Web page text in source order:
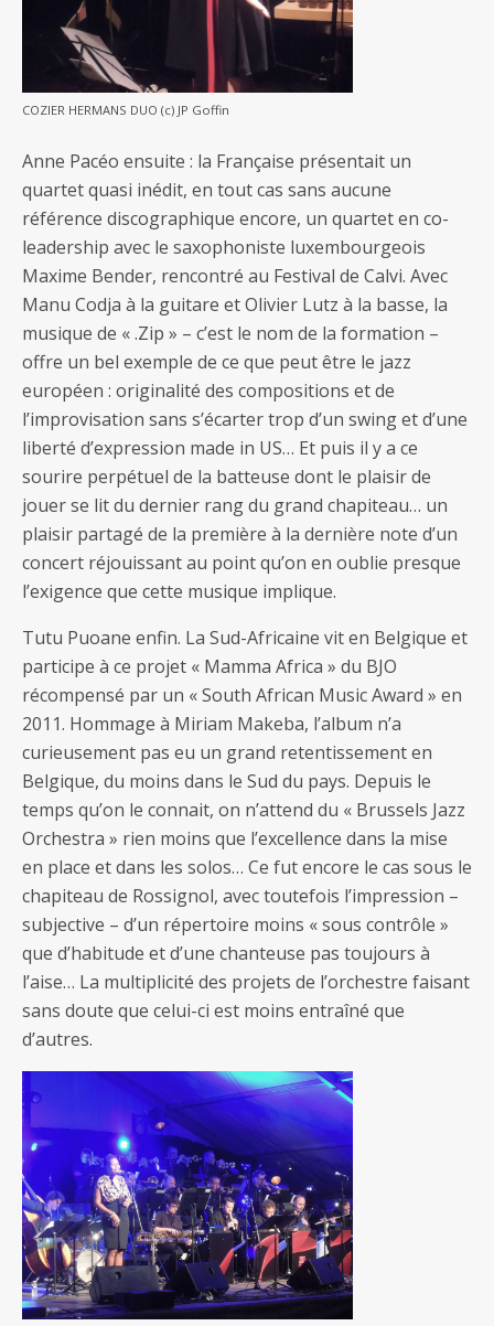
COZIER HERMANS DUO (c) JP Goffin
Anne Pacéo ensuite : la Française présentait un
quartet quasi inédit, en tout cas sans aucune
référence discographique encore, un quartet en co-
leadership avec le saxophoniste luxembourgeois
Maxime Bender, rencontré au Festival de Calvi. Avec
Manu Codja à la guitare et Olivier Lutz à la basse, la
musique de « .Zip » – c’est le nom de la formation –
offre un bel exemple de ce que peut être le jazz
européen : originalité des compositions et de
l’improvisation sans s’écarter trop d’un swing et d’une
liberté d’expression made in US… Et puis il y a ce
sourire perpétuel de la batteuse dont le plaisir de
jouer se lit du dernier rang du grand chapiteau… un
plaisir partagé de la première à la dernière note d’un
concert réjouissant au point qu’on en oublie presque
l’exigence que cette musique implique.
Tutu Puoane enfin. La Sud-Africaine vit en Belgique et
participe à ce projet « Mamma Africa » du BJO
récompensé par un « South African Music Award » en
2011. Hommage à Miriam Makeba, l’album n’a
curieusement pas eu un grand retentissement en
Belgique, du moins dans le Sud du pays. Depuis le
temps qu’on le connait, on n’attend du « Brussels Jazz
Orchestra » rien moins que l’excellence dans la mise
en place et dans les solos… Ce fut encore le cas sous le
chapiteau de Rossignol, avec toutefois l’impression –
subjective – d’un répertoire moins « sous contrôle »
que d’habitude et d’une chanteuse pas toujours à
l’aise… La multiplicité des projets de l’orchestre faisant
sans doute que celui-ci est moins entraîné que
d’autres.